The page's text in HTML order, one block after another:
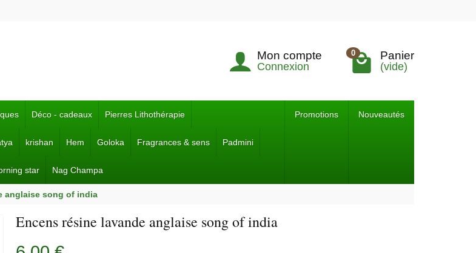
Mon compte
Connexion
0 Panier
(vide)
Déco - cadeaux Pierres Lithothérapie
krishan Hem Goloka Fragrances & sens Padmini
star Nag Champa
Promotions Nouveautés
anglaise song of india
Encens résine lavande anglaise song of india